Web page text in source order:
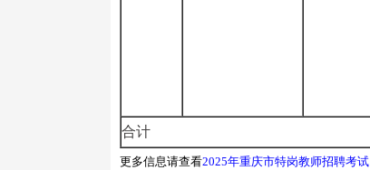
合计
更多信息请查看2025年重庆市特岗教师招聘考试